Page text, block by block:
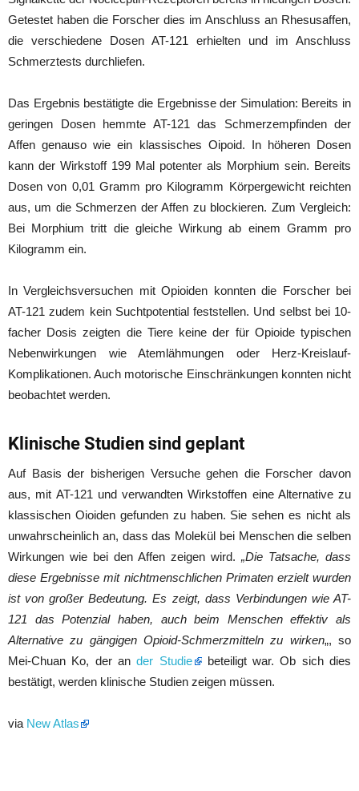
Getestet haben die Forscher dies im Anschluss an Rhesusaffen,
die verschiedene Dosen AT-121 erhielten und im Anschluss
Schmerztests durchliefen.
Das Ergebnis bestätigte die Ergebnisse der Simulation: Bereits in
geringen Dosen hemmte AT-121 das Schmerzempfinden der
Affen genauso wie ein klassisches Oipoid. In höheren Dosen
kann der Wirkstoff 199 Mal potenter als Morphium sein. Bereits
Dosen von 0,01 Gramm pro Kilogramm Körpergewicht reichten
aus, um die Schmerzen der Affen zu blockieren. Zum Vergleich:
Bei Morphium tritt die gleiche Wirkung ab einem Gramm pro
Kilogramm ein.
In Vergleichsversuchen mit Opioiden konnten die Forscher bei
AT-121 zudem kein Suchtpotential feststellen. Und selbst bei 10-
facher Dosis zeigten die Tiere keine der für Opioide typischen
Nebenwirkungen wie Atemlähmungen oder Herz-Kreislauf-
Komplikationen. Auch motorische Einschränkungen konnten nicht
beobachtet werden.
Klinische Studien sind geplant
Auf Basis der bisherigen Versuche gehen die Forscher davon
aus, mit AT-121 und verwandten Wirkstoffen eine Alternative zu
klassischen Oioiden gefunden zu haben. Sie sehen es nicht als
unwahrscheinlich an, dass das Molekül bei Menschen die selben
Wirkungen wie bei den Affen zeigen wird. „Die Tatsache, dass
diese Ergebnisse mit nichtmenschlichen Primaten erzielt wurden
ist von großer Bedeutung. Es zeigt, dass Verbindungen wie AT-
121 das Potenzial haben, auch beim Menschen effektiv als
Alternative zu gängigen Opioid-Schmerzmitteln zu wirken„, so
Mei-Chuan Ko, der ander Studie
beteiligt war. Ob sich dies
bestätigt, werden klinische Studien zeigen müssen.
via New Atlas